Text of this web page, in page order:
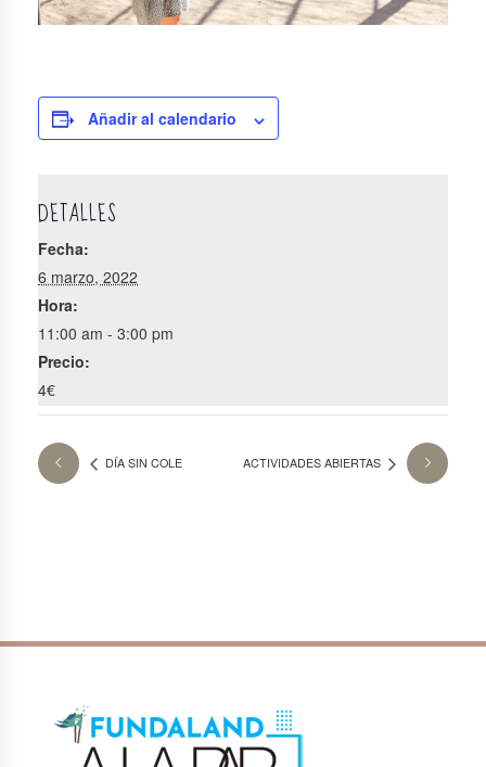
Añadir al calendario
DETALLES
Fecha:
6 marzo, 2022
Hora:
11:00 am - 3:00 pm
Precio:
4€
DÍA SIN COLE ACTIVIDADES ABIERTAS